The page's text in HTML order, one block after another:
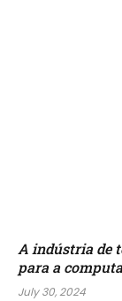
A indústria de
para a
July 30, 2024